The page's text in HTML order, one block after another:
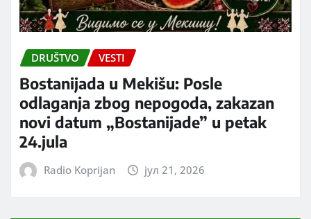
DRUŠTVO VESTI
Bostanijada u Mekišu: Posle
odlaganja zbog nepogoda, zakazan
novi datum „Bostanijade” u petak
24.jula
Radio Koprijan јул 21, 2026